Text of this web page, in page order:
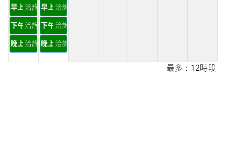
早上 洽詢
下午 洽詢
晚上 洽詢
早上 洽詢
下午 洽詢
晚上 洽詢
最多：12時段